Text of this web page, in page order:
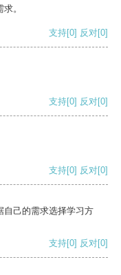
。
支持[0] 反对[0]
支持[0] 反对[0]
支持[0] 反对[0]
自己的需求选择学习方
支持[0] 反对[0]